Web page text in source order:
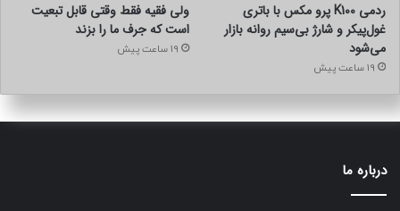
ردمی K100 پرو مکس با باتری
غول‌پیکر و شارژ بی‌سیم روانه بازار
می‌شود
19 ساعت پیش
ولی فقیه فقط وقتی قابل تبعیت
است که جرف ما را بزند
19 ساعت پیش
درباره ما